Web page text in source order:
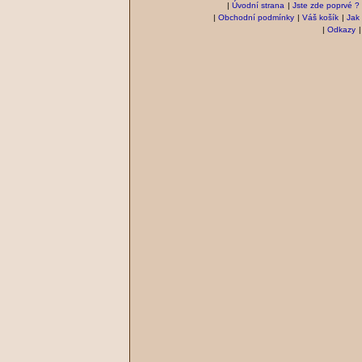
| Úvodní strana | Jste zde poprvé ?
| Obchodní podmínky | Váš košík | Jak
| Odkazy